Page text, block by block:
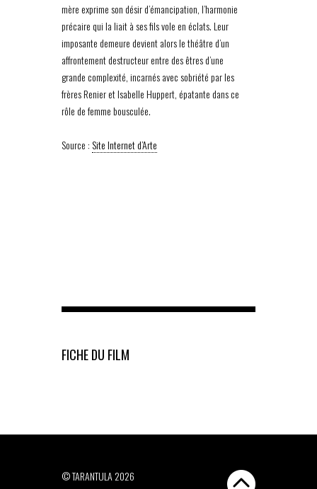
mère exprime son désir d’émancipation, l’harmonie
précaire qui la liait à ses fils vole en éclats. Leur
imposante demeure devient alors le théâtre d’un
affrontement destructeur entre des êtres d’une
grande complexité, incarnés avec sobriété par les
frères Renier et Isabelle Huppert, épatante dans ce
rôle de femme bousculée.
Source : Site Internet d’Arte
FICHE DU FILM
© TARANTULA 2026